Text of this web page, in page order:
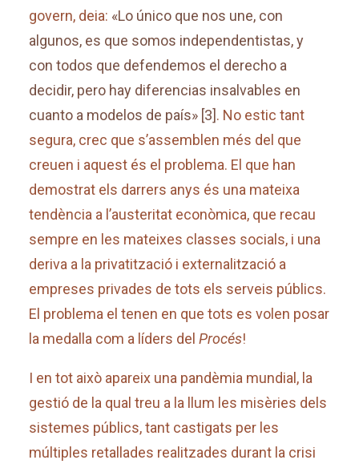
govern, deia: «Lo único que nos une, con
algunos, es que somos independentistas, y
con todos que defendemos el derecho a
decidir, pero hay diferencias insalvables en
cuanto a modelos de país» [3]. No estic tant
segura, crec que s’assemblen més del que
creuen i aquest és el problema. El que han
demostrat els darrers anys és una mateixa
tendència a l’austeritat econòmica, que recau
sempre en les mateixes classes socials, i una
deriva a la privatització i externalització a
empreses privades de tots els serveis públics.
El problema el tenen en que tots es volen posar
la medalla com a líders del Procés!
I en tot això apareix una pandèmia mundial, la
gestió de la qual treu a la llum les misèries dels
sistemes públics, tant castigats per les
múltiples retallades realitzades durant la crisi